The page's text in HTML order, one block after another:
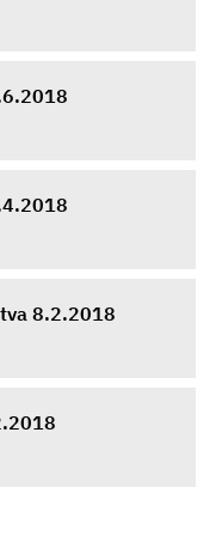
8.2.2018